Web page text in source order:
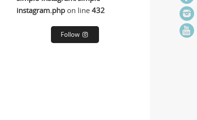
instagram.php on line 432
Follow